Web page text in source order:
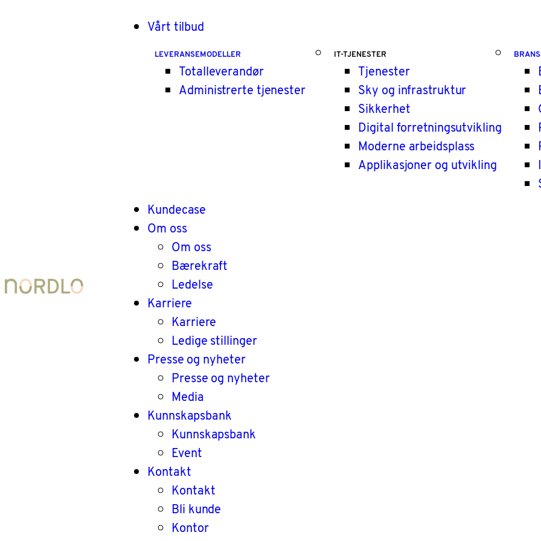
Vårt tilbud
LEVERANSEMODELLER
Totalleverandør
Administrerte tjenester
IT-TJENESTER
Tjenester
Sky og infrastruktur
Sikkerhet
Digital forretningsutvikling
Moderne arbeidsplass
Applikasjoner og utvikling
Kundecase
Om oss
Om oss
Bærekraft
Ledelse
Karriere
Karriere
Ledige stillinger
Presse og nyheter
Presse og nyheter
Media
Kunnskapsbank
Kunnskapsbank
Event
Kontakt
Kontakt
Bli kunde
Kontor